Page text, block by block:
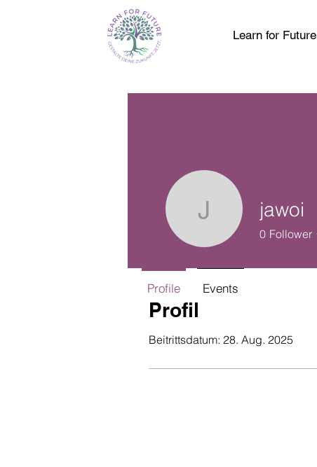
Learn for Future
Profil
Beitrittsdatum: 28. Aug. 2025
jawoijawoi
0 Follower
Profile Events